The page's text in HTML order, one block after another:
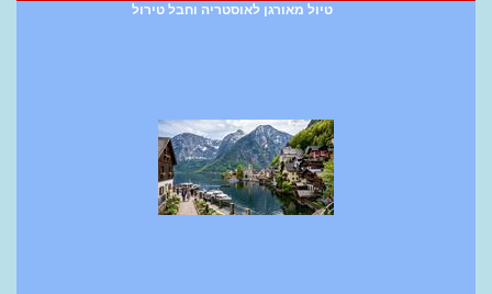
טיול מאורגן לאוסטריה וחבל טירול